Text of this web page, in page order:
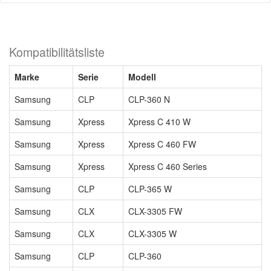
Kompatibilitätsliste
Marke Serie
Modell
Samsung
CLP
CLP-360 N
Samsung
Xpress
Xpress C 410 W
Samsung
Xpress
Xpress C 460 FW
Samsung
Xpress
Xpress C 460 Series
Samsung
CLP
CLP-365 W
Samsung
CLX
CLX-3305 FW
Samsung
CLX
CLX-3305 W
Samsung
CLP
CLP-360